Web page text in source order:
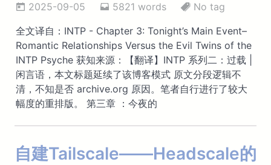
2025-09-05 5821 words
No tag
全文译自：INTP - Chapter 3: Tonight’s Main Event–
Romantic Relationships Versus the Evil Twins of the
INTP Psyche 获知来源：【翻译】INTP 系列二：过载 |
闲言语，本文标题延续了该博客模式 原文分段逻辑不
清，不知是否 archive.org 原因。笔者自行进行了较大
幅度的重排版。 第三章 ：今夜的
自建Tailscale——Headscale的